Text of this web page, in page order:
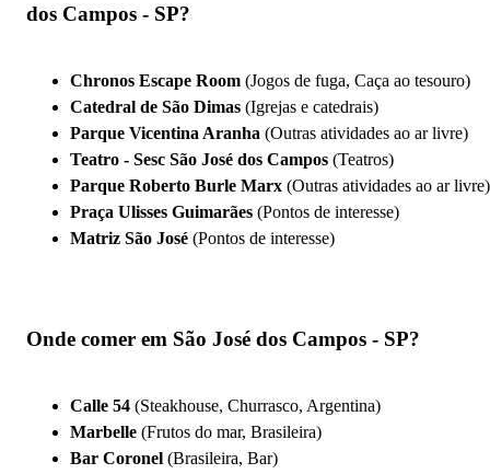
dos Campos - SP?
Chronos Escape Room (Jogos de fuga, Caça ao tesouro)
Catedral de São Dimas (Igrejas e catedrais)
Parque Vicentina Aranha (Outras atividades ao ar livre)
Teatro - Sesc São José dos Campos (Teatros)
Parque Roberto Burle Marx (Outras atividades ao ar livre)
Praça Ulisses Guimarães (Pontos de interesse)
Matriz São José (Pontos de interesse)
Onde comer em São José dos Campos - SP?
Calle 54 (Steakhouse, Churrasco, Argentina)
Marbelle (Frutos do mar, Brasileira)
Bar Coronel (Brasileira, Bar)